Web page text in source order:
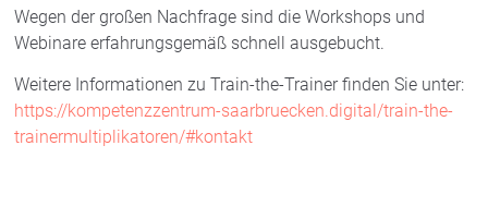
Wegen der großen Nachfrage sind die Workshops und
Webinare erfahrungsgemäß schnell ausgebucht.
Weitere Informationen zu Train-the-Trainer finden Sie unter:
https://kompetenzzentrum-saarbruecken.digital/train-the-
trainermultiplikatoren/#kontakt